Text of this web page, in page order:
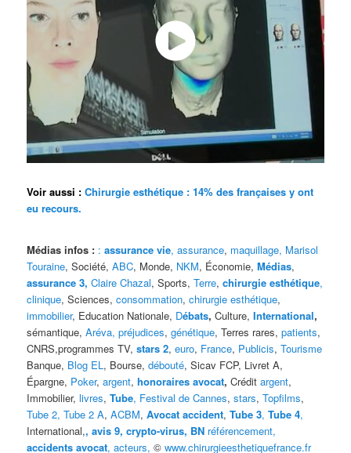
Voir aussi :Chirurgie esthétique : 14% des françaises y ont
eu recours.
Médias infos : : assurance vie,assurance, maquillage, Marisol
Touraine, Société,ABC, Monde, NKM, Économie,Médias,
assurance 3, Claire Chazal, Sports,Terre, chirurgie esthétique,
clinique, Sciences, consommation,chirurgie esthétique,
immobilier, Education Nationale, Débats, Culture, International,
sémantique,Aréva, préjudices,génétique, Terres rares,patients,
CNRS,programmes TV,stars 2,euro, France, Publicis,Tourisme
Banque, Blog EL , Bourse,débouté, Sicav FCP, Livret A,
Épargne, Poker,argent,honoraires avocat, Créditargent,
Immobilier,livres,Tube, Festival de Cannes,stars,Topfilms,
Tube 2, Tube 2 A,ACBM,Avocat accident,Tube 3,Tube 4,
International,, avis 9, crypto-virus, BN référencement,
accidents avocat, acteurs,©www.chirurgieesthetiquefrance.fr